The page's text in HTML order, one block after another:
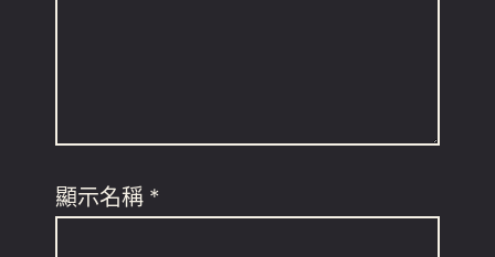
顯示名稱 *